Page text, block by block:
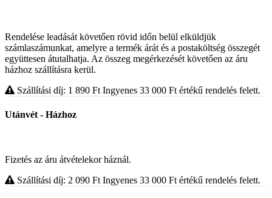
Rendelése leadását követően rövid időn belül elküldjük
számlaszámunkat, amelyre a termék árát és a postaköltség összegét
együttesen átutalhatja. Az összeg megérkezését követően az áru
házhoz szállításra kerül.
Szállítási díj: 1 890 Ft Ingyenes 33 000 Ft értékű rendelés felett.
Utánvét - Házhoz
Fizetés az áru átvételekor háznál.
Szállítási díj: 2 090 Ft Ingyenes 33 000 Ft értékű rendelés felett.